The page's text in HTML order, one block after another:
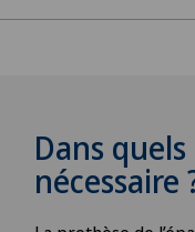
Dans
nécessaire